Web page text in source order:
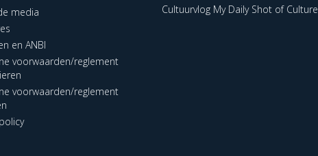
media
en ANBI
voorwaarden/reglement
voorwaarden/reglement
Cultuurvlog My Daily Shot of Culture